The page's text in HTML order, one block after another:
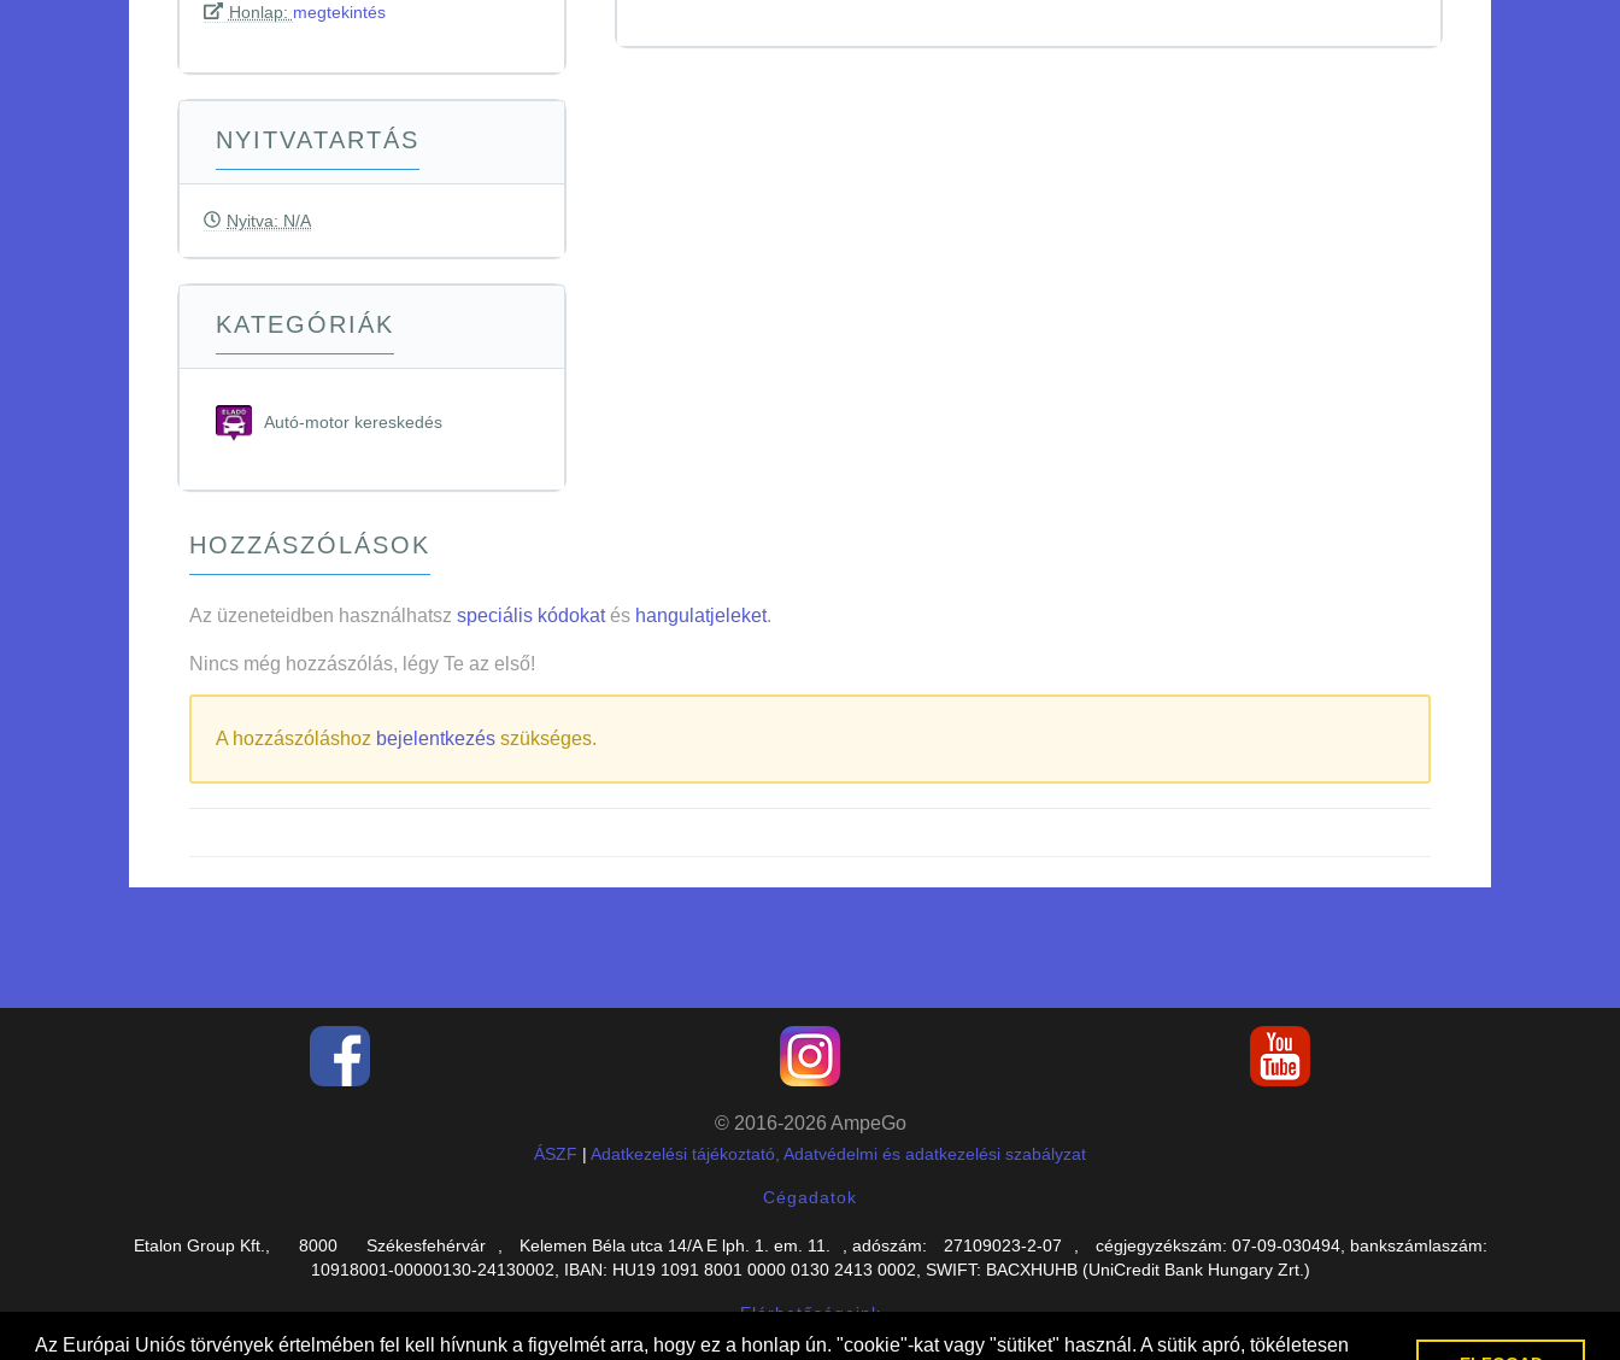
Az Európai Uniós törvények értelmében fel kell hívnunk a figyelmét arra, hogy ez a honlap ún. "cookie"-kat vagy "sütiket" használ. A sütik apró, tökéletesen
Honlap: megtekintés
NYITVATARTÁS
Nyitva: N/A
KATEGÓRIÁK
Autó-motor kereskedés
HOZZÁSZÓLÁSOK
Az üzeneteidben használhatsz speciális kódokatés hangulatjeleket.
Nincs még hozzászólás, légy Te az első!
A hozzászóláshoz bejelentkezés szükséges.
© 2016-2026 AmpeGo
ÁSZF | Adatkezelési tájékoztató, Adatvédelmi és adatkezelési szabályzat
Cégadatok
Etalon Group Kft., 8000 Székesfehérvár Kelemen Béla utca 14/A E lph. 1. em. 11. , adószám: 27109023-2-07
cégjegyzékszám: 07-09-030494, bankszámlaszám:
10918001-00000130-24130002, IBAN: HU19 1091 8001 0000 0130 2413 0002, SWIFT: BACXHUHB (UniCredit Bank Hungary Zrt.)
Elérhetőségeink